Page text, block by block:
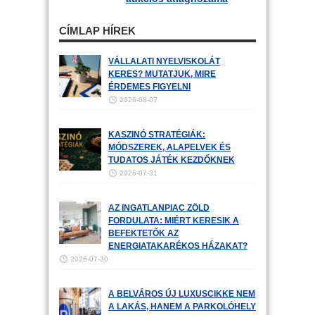
CÍMLAP HÍREK
VÁLLALATI NYELVISKOLÁT
KERES? MUTATJUK, MIRE
ÉRDEMES FIGYELNI
2026-08-07
KASZINÓ STRATÉGIÁK:
MÓDSZEREK, ALAPELVEK ÉS
TUDATOS JÁTÉK KEZDŐKNEK
2026-07-31
AZ INGATLANPIAC ZÖLD
FORDULATA: MIÉRT KERESIK A
BEFEKTETŐK AZ
ENERGIATAKARÉKOS HÁZAKAT?
2026-07-30
A BELVÁROS ÚJ LUXUSCIKKE NEM
A LAKÁS, HANEM A PARKOLÓHELY